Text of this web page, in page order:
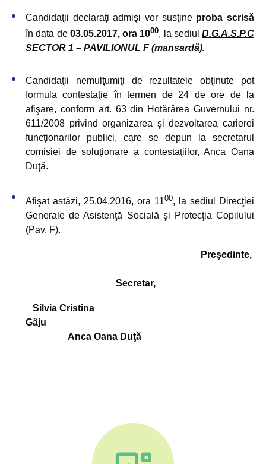
Candidaţii declaraţi admişi vor susţine proba scrisă
în data de 03.05.2017, ora 1000, la sediul D.G.A.S.P.C
SECTOR 1 – PAVILIONUL F (mansardă).
Candidaţii nemulţumiţi de rezultatele obţinute pot
formula contestaţie în termen de 24 de ore de la
afişare, conform art. 63 din Hotărârea Guvernului nr.
611/2008 privind organizarea şi dezvoltarea carierei
funcţionarilor publici, care se depun la secretarul
comisiei de soluţionare a contestaţiilor, Anca Oana
Duţă.
Afişat astăzi, 25.04.2016, ora 1100, la sediul Direcţiei
Generale de Asistenţă Socială şi Protecţia Copilului
(Pav. F).
Preşedinte,
Secretar,
Silvia Cristina
Gâju
Anca Oana Duţă